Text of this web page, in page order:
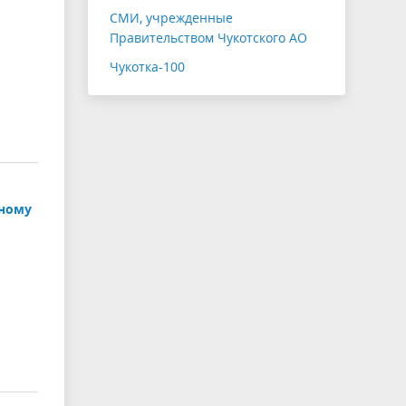
СМИ, учрежденные
Правительством Чукотского АО
Чукотка-100